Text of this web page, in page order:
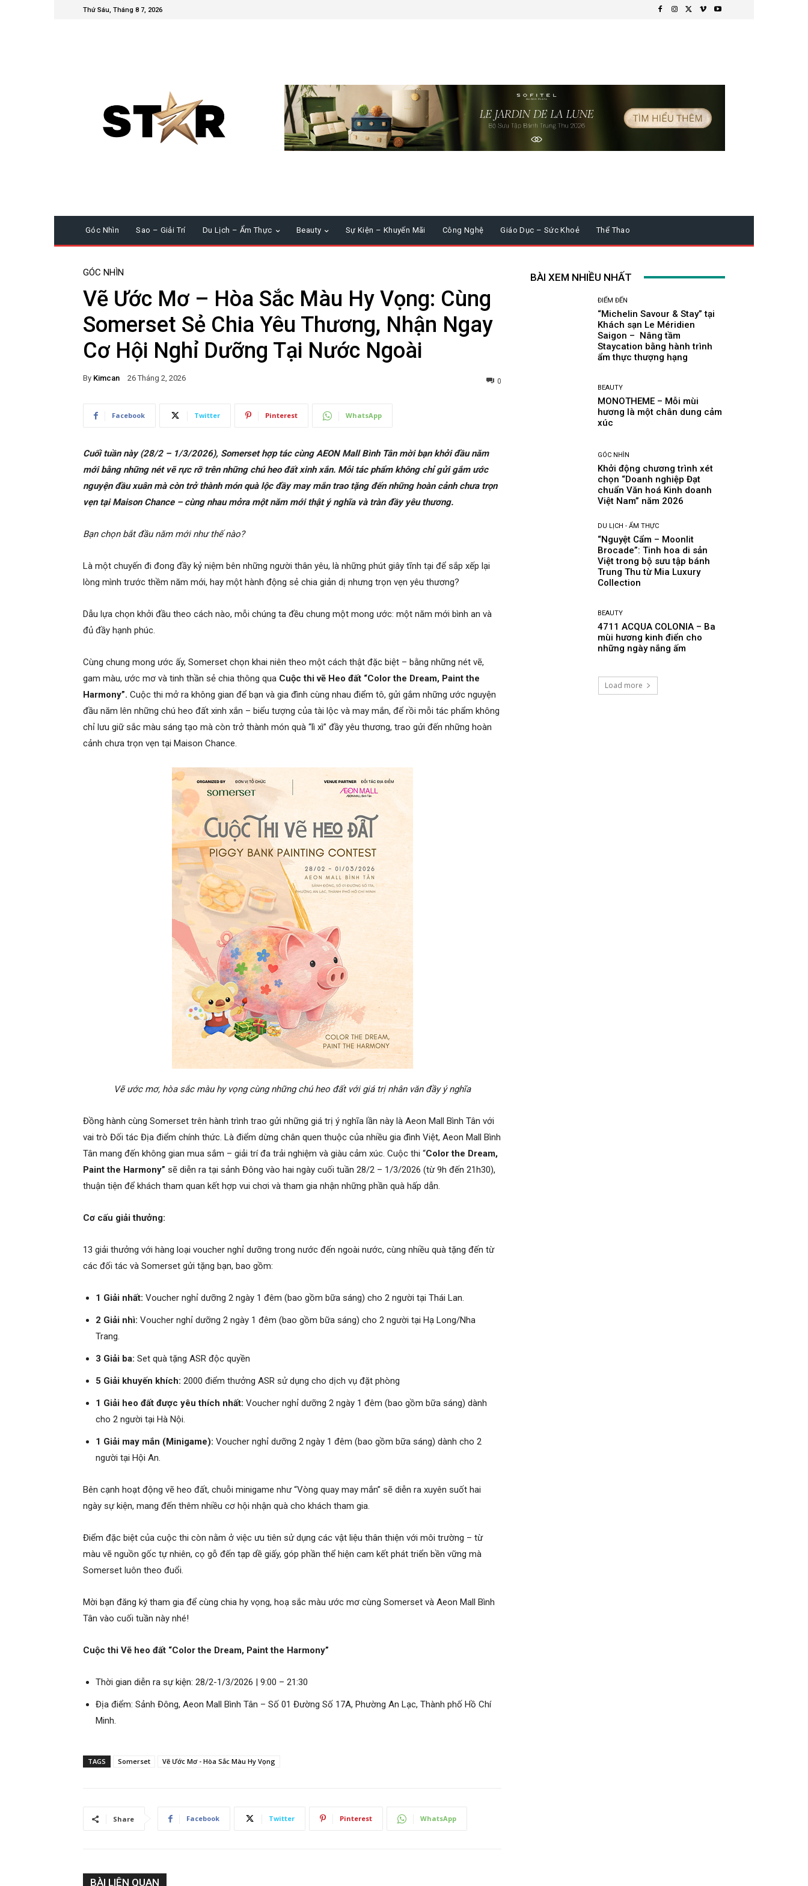
Thứ Sáu, Tháng 8 7, 2026
Góc Nhìn Sao – Giải Trí Du Lịch – Ẩm Thực Beauty Sự Kiện – Khuyến Mãi Công Nghệ Giáo Dục – Sức Khoẻ Thể Thao
GÓC NHÌN
Vẽ Ước Mơ – Hòa Sắc Màu Hy Vọng: Cùng
Somerset Sẻ Chia Yêu Thương, Nhận Ngay
Cơ Hội Nghỉ Dưỡng Tại Nước Ngoài
By Kimcan 26 Tháng 2, 2026 0
Facebook Twitter Pinterest WhatsApp
Cuối tuần này (28/2 – 1/3/2026), Somerset hợp tác cùng AEON Mall Bình Tân mời bạn khởi đầu năm
mới bằng những nét vẽ rực rỡ trên những chú heo đất xinh xắn. Mỗi tác phẩm không chỉ gửi gắm ước
nguyện đầu xuân mà còn trở thành món quà lộc đầy may mắn trao tặng đến những hoàn cảnh chưa trọn
vẹn tại Maison Chance – cùng nhau mởra một năm mới thật ý nghĩa và tràn đầy yêu thương.
Bạn chọn bắt đầu năm mới như thế nào?
Là một chuyến đi đong đầy kỷ niệm bên những người thân yêu, là những phút giây tĩnh tại để sắp xếp lại
lòng mình trước thềm năm mới, hay một hành động sẻ chia giản dị nhưng trọn vẹn yêu thương?
Dẫu lựa chọn khởi đầu theo cách nào, mỗi chúng ta đều chung một mong ước: một năm mới bình an và
đủ đầy hạnh phúc.
Cùng chung mong ước ấy, Somerset chọn khai niên theo một cách thật đặc biệt – bằng những nét vẽ,
gam màu, ước mơ và tinh thần sẻ chia thông qua Cuộc thi vẽ Heo đất “Color the Dream, Paint the
Harmony”. Cuộc thi mở ra không gian để bạn và gia đình cùng nhau điểm tô, gửi gắm những ước nguyện
đầu năm lên những chú heo đất xinh xắn – biểu tượng của tài lộc và may mắn, để rồi mỗi tác phẩm không
chỉ lưu giữ sắc màu sáng tạo mà còn trở thành món quà “lì xì” đầy yêu thương, trao gửi đến những hoàn
cảnh chưa trọn vẹn tại Maison Chance.
Vẽ ước mơ, hòa sắc màu hy vọng cùng những chú heo đất với giá trị nhân văn đầy ý nghĩa
Đồng hành cùng Somerset trên hành trình trao gửi những giá trị ý nghĩa lần này là Aeon Mall Bình Tân với
vai trò Đối tác Địa điểm chính thức. Là điểm dừng chân quen thuộc của nhiều gia đình Việt, Aeon Mall Bình
Tân mang đến không gian mua sắm – giải trí đa trải nghiệm và giàu cảm xúc. Cuộc thi “Color the Dream,
Paint the Harmony” sẽ diễn ra tại sảnh Đông vào hai ngày cuối tuần 28/2 – 1/3/2026 (từ 9h đến 21h30),
thuận tiện để khách tham quan kết hợp vui chơi và tham gia nhận những phần quà hấp dẫn.
Cơ cấu giải thưởng:
13 giải thưởng với hàng loại voucher nghỉ dưỡng trong nước đến ngoài nước, cùng nhiều quà tặng đến từ
các đối tác và Somerset gửi tặng bạn, bao gồm:
1 Giải nhất: Voucher nghỉ dưỡng 2 ngày 1 đêm (bao gồm bữa sáng) cho 2 người tại Thái Lan.
2 Giải nhì: Voucher nghỉ dưỡng 2 ngày 1 đêm (bao gồm bữa sáng) cho 2 người tại Hạ Long/Nha
Trang.
3 Giải ba: Set quà tặng ASR độc quyền
5 Giải khuyến khích: 2000 điểm thưởng ASR sử dụng cho dịch vụ đặt phòng
1 Giải heo đất được yêu thích nhất: Voucher nghỉ dưỡng 2 ngày 1 đêm (bao gồm bữa sáng) dành
cho 2 người tại Hà Nội.
1 Giải may mắn (Minigame): Voucher nghỉ dưỡng 2 ngày 1 đêm (bao gồm bữa sáng) dành cho 2
người tại Hội An.
Bên cạnh hoạt động vẽ heo đất, chuỗi minigame như “Vòng quay may mắn” sẽ diễn ra xuyên suốt hai
ngày sự kiện, mang đến thêm nhiều cơ hội nhận quà cho khách tham gia.
Điểm đặc biệt của cuộc thi còn nằm ở việc ưu tiên sử dụng các vật liệu thân thiện với môi trường – từ
màu vẽ nguồn gốc tự nhiên, cọ gỗ đến tạp dề giấy, góp phần thể hiện cam kết phát triển bền vững mà
Somerset luôn theo đuổi.
Mời bạn đăng ký tham gia để cùng chia hy vọng, hoạ sắc màu ước mơ cùng Somerset và Aeon Mall Bình
Tân vào cuối tuần này nhé!
Cuộc thi Vẽ heo đất “Color the Dream, Paint the Harmony”
Thời gian diễn ra sự kiện: 28/2-1/3/2026 | 9:00 – 21:30
Địa điểm: Sảnh Đông, Aeon Mall Bình Tân – Số 01 Đường Số 17A, Phường An Lạc, Thành phố Hồ Chí
Minh.
TAGS Somerset Vẽ Ước Mơ - Hòa Sắc Màu Hy Vọng
Share Facebook Twitter Pinterest WhatsApp
BÀI LIÊN QUAN
BÀI XEM NHIỀU NHẤT
ĐIỂM ĐẾN
“Michelin Savour & Stay” tại
Khách sạn Le Méridien
Saigon – Nâng tầm
Staycation bằng hành trình
ẩm thực thượng hạng
BEAUTY
MONOTHEME – Mỗi mùi
hương là một chân dung cảm
xúc
GÓC NHÌN
Khởi động chương trình xét
chọn “Doanh nghiệp Đạt
chuẩn Văn hoá Kinh doanh
Việt Nam” năm 2026
DU LỊCH - ẨM THỰC
“Nguyệt Cẩm – Moonlit
Brocade”: Tinh hoa di sản
Việt trong bộ sưu tập bánh
Trung Thu từ Mia Luxury
Collection
BEAUTY
4711 ACQUA COLONIA – Ba
mùi hương kinh điển cho
những ngày nắng ấm
Load more